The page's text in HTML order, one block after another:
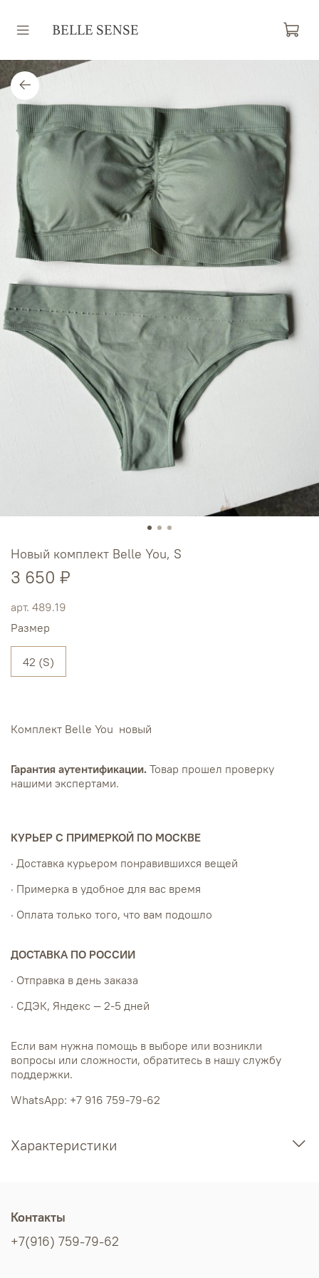
арт. 489.19
Новый комплект Belle You, S
3 650 ₽
Размер
42 (S)
Комплект Belle You новый
Гарантия аутентификации. Товар прошел проверку
нашими экспертами.
КУРЬЕР С ПРИМЕРКОЙ ПО МОСКВЕ
· Доставка курьером понравившихся вещей
· Примерка в удобное для вас время
· Оплата только того, что вам подошло
ДОСТАВКА ПО РОССИИ
· Отправка в день заказа
· СДЭК, Яндекс — 2-5 дней
Если вам нужна помощь в выборе или возникли
вопросы или сложности, обратитесь в нашу службу
поддержки.
WhatsApp: +7 916 759-79-62
Характеристики
Контакты
+7(916) 759-79-62